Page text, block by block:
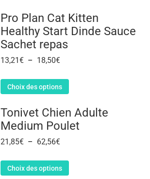
Pro Plan Cat Kitten
Healthy Start Dinde Sauce
Sachet repas
13,21€ – 18,50€
Choix des options
Tonivet Chien Adulte
Medium Poulet
21,85€ – 62,56€
Choix des options